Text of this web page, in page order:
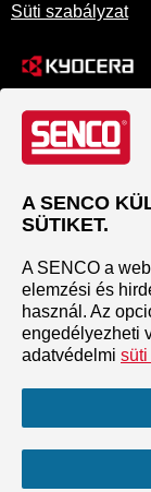
Süti szabályzat
A SENCO
SÜTIKET.
A SENCO a
elemzési és
használ. Az
engedélyezheti
adatvédelmi süti